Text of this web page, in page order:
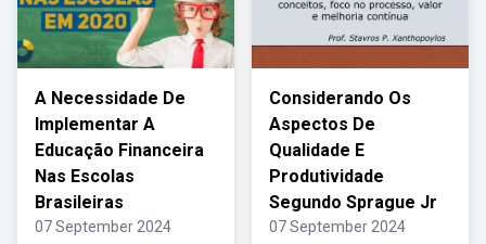
A Necessidade De
Implementar A
Educação Financeira
Nas Escolas
Brasileiras
07 September 2024
Considerando Os
Aspectos De
Qualidade E
Produtividade
Segundo Sprague Jr
07 September 2024